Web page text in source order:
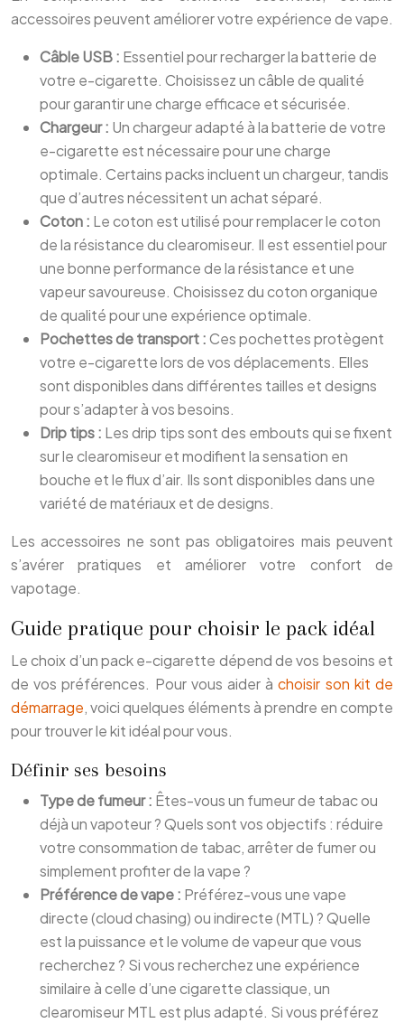
accessoires peuvent améliorer votre expérience de vape.
Câble USB : Essentiel pour recharger la batterie de
votre e-cigarette. Choisissez un câble de qualité
pour garantir une charge efficace et sécurisée.
Chargeur : Un chargeur adapté à la batterie de votre
e-cigarette est nécessaire pour une charge
optimale. Certains packs incluent un chargeur, tandis
que d’autres nécessitent un achat séparé.
Coton : Le coton est utilisé pour remplacer le coton
de la résistance du clearomiseur. Il est essentiel pour
une bonne performance de la résistance et une
vapeur savoureuse. Choisissez du coton organique
de qualité pour une expérience optimale.
Pochettes de transport :Ces pochettes protègent
votre e-cigarette lors de vos déplacements. Elles
sont disponibles dans différentes tailles et designs
pour s’adapter à vos besoins.
Drip tips : Les drip tips sont des embouts qui se fixent
sur le clearomiseur et modifient la sensation en
bouche et le flux d’air. Ils sont disponibles dans une
variété de matériaux et de designs.
Les accessoires ne sont pas obligatoires mais peuvent
s’avérer pratiques et améliorer votre confort de
vapotage.
Guide pratique pour choisir le pack idéal
Le choix d’un pack e-cigarette dépend de vos besoins et
de vos préférences. Pour vous aider àchoisir son kit de
démarrage, voici quelques éléments à prendre en compte
pour trouver le kit idéal pour vous.
Définir ses besoins
Type de fumeur : Êtes-vous un fumeur de tabac ou
déjà un vapoteur ? Quels sont vos objectifs : réduire
votre consommation de tabac, arrêter de fumer ou
simplement profiter de la vape ?
Préférence de vape : Préférez-vous une vape
directe (cloud chasing) ou indirecte (MTL) ? Quelle
est la puissance et le volume de vapeur que vous
recherchez ? Si vous recherchez une expérience
similaire à celle d’une cigarette classique, un
clearomiseur MTL est plus adapté. Si vous préférez